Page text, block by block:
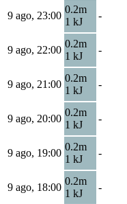
9 ago, 23:00
0.2m
1 kJ
-
9 ago, 22:00
0.2m
1 kJ
-
9 ago, 21:00
0.2m
1 kJ
-
9 ago, 20:00
0.2m
1 kJ
-
9 ago, 19:00
0.2m
1 kJ
-
9 ago, 18:00
0.2m
1 kJ
-